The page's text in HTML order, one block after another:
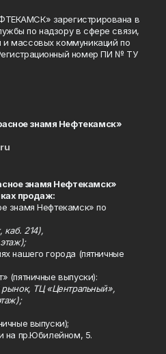
зарегистрирована в
по надзору в сфере связи,
и массовых коммуникаций по
номер ПИ № ТУ
знамя Нефтекамск»
знамя Нефтекамск»
продаж:
знамя Нефтекамск» по
каб. 214),
нашего города (пятничные
(пятничные выпуски):
ТЦ «Центральный»,
выпуски);
на пр.Юбилейном, 5.